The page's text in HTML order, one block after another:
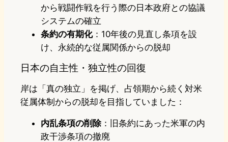
から戦闘作戦を行う際の日本政府との協議
システムの確立
条約の有期化：10年後の見直し条項を設
け、永続的な従属関係からの脱却
日本の自主性・独立性の回復
岸は「真の独立」を掲げ、占領期から続く対米
従属体制からの脱却を目指していました：
内乱条項の削除 ：旧条約にあった米軍の内
政干渉条項の撤廃